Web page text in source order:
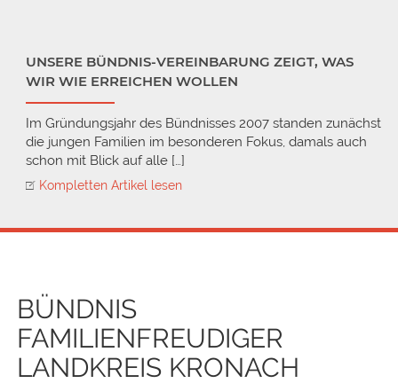
UNSERE BÜNDNIS-VEREINBARUNG ZEIGT, WAS
WIR WIE ERREICHEN WOLLEN
Im Gründungsjahr des Bündnisses 2007 standen zunächst
die jungen Familien im besonderen Fokus, damals auch
schon mit Blick auf alle […]
Kompletten Artikel lesen
BÜNDNIS
FAMILIENFREUDIGER
LANDKREIS KRONACH